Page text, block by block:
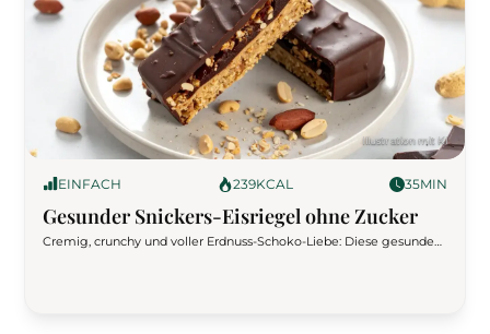
EINFACH 239KCAL 35MIN
Gesunder Snickers-Eisriegel ohne Zucker
Cremig, crunchy und voller Erdnuss-Schoko-Liebe: Diese gesunden